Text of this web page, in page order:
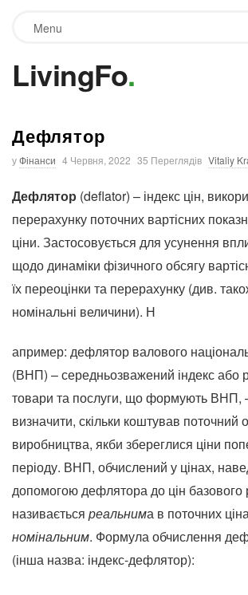
Menu
LivingFo.
Дефлятор
уФінанси 4 Червня, 2022 35 Переглядів Vitaliy
Дефлятор (deflator) – індекс цін,
перерахунку поточних вартісних
ціни. Застосовується для усунення
щодо динаміки фізичного обсягу
їх переоцінки та перерахунку (див.
номінальні величини). Н
апример: дефлятор валового
(ВНП) – середньозважений індекс або
товари та послуги, що формують ВНП,
визначити, скільки коштував поточний
виробництва, якби збереглися ціни
періоду. ВНП, обчислений у цінах,
допомогою дефлятора до цін базового
називається реальнима в поточних
номінальним. Формула обчислення
(інша назва: індекс-дефлятор):